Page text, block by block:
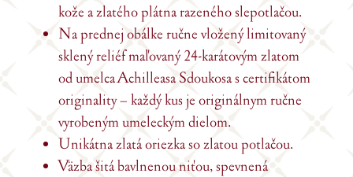
kože a zlatého plátna razeného slepotlačou.
Na prednej obálke ručne vložený limitovaný
sklený reliéf maľovaný 24-karátovým zlatom
od umelca Achilleasa Sdoukosa s certifikátom
originality – každý kus je originálnym ručne
vyrobeným umeleckým dielom.
Unikátna zlatá oriezka so zlatou potlačou.
Väzba šitá bavlnenou niťou, spevnená